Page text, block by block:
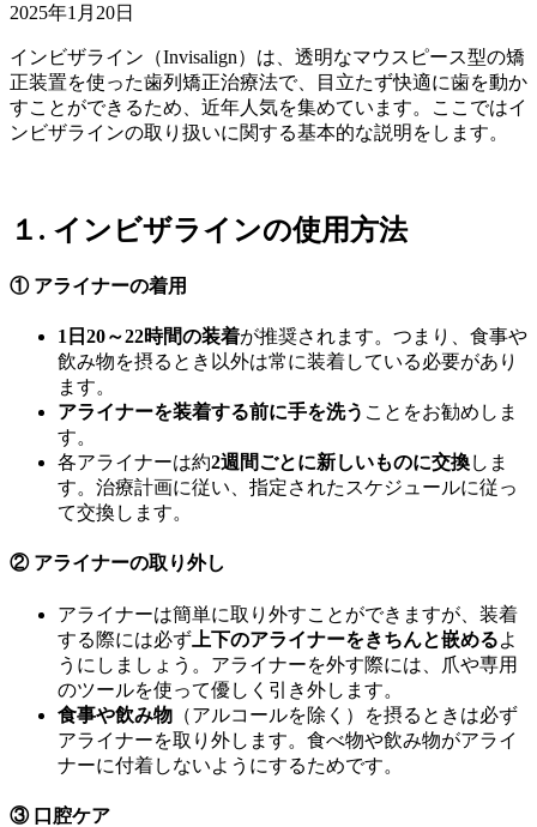
2025年1月20日
インビザライン（Invisalign）は、透明なマウスピース型の矯
正装置を使った歯列矯正治療法で、目立たず快適に歯を動か
すことができるため、近年人気を集めています。ここではイ
ンビザラインの取り扱いに関する基本的な説明をします。
１. インビザラインの使用方法
① アライナーの着用
1日20～22時間の装着が推奨されます。つまり、食事や
飲み物を摂るとき以外は常に装着している必要があり
ます。
アライナーを装着する前に手を洗う ことをお勧めしま
す。
各アライナーは約2週間ごとに新しいものに交換しま
す。治療計画に従い、指定されたスケジュールに従っ
て交換します。
② アライナーの取り外し
アライナーは簡単に取り外すことができますが、装着
する際には必ず 上下のアライナーをきちんと嵌めるよ
うにしましょう。アライナーを外す際には、爪や専用
のツールを使って優しく引き外します。
食事や飲み物 （アルコールを除く）を摂るときは必ず
アライナーを取り外します。食べ物や飲み物がアライ
ナーに付着しないようにするためです。
③ 口腔ケア